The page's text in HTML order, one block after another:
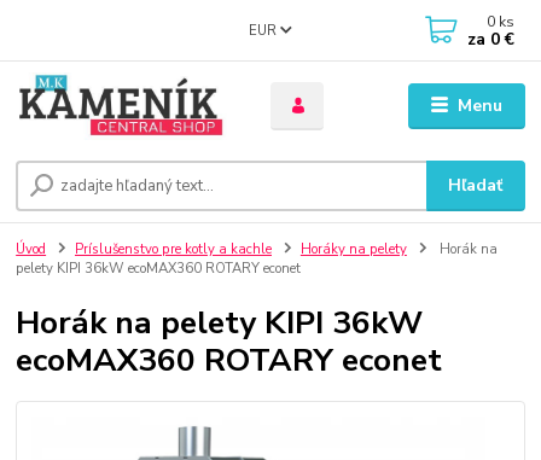
Menu
EUR
Hľadať
0 ks
za 0 €
Úvod Príslušenstvo pre kotly a kachle Horáky na pelety
Horák na
pelety KIPI 36kW ecoMAX360 ROTARY econet
Horák na pelety KIPI 36kW
ecoMAX360 ROTARY econet